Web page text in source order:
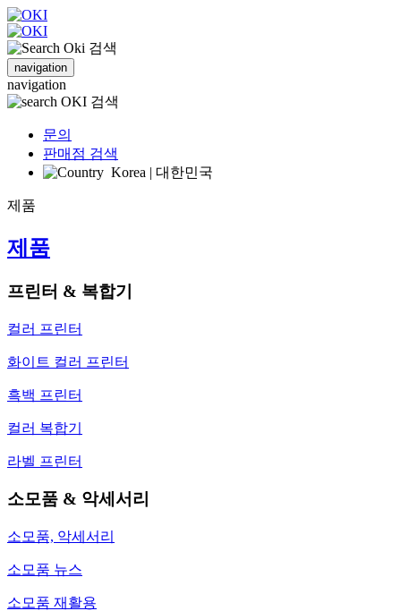
검색
navigation
navigation
검색
문의
판매점 검색
Korea | 대한민국
제품
제품
프린터 & 복합기
컬러 프린터
화이트 컬러 프린터
흑백 프린터
컬러 복합기
라벨 프린터
소모품 & 악세서리
소모품, 악세서리
소모품 뉴스
소모품 재활용